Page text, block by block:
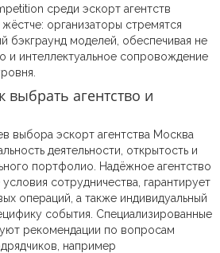
среди эскорт агентств
организаторы стремятся
бэкграунд моделей, обеспечивая не
и интеллектуальное сопровождение
выбрать агентство и
выбора эскорт агентства Москва
деятельности, открытость и
портфолио. Надёжное агентство
сотрудничества, гарантирует
операций, а также индивидуальный
события. Специализированные
рекомендации по вопросам
например